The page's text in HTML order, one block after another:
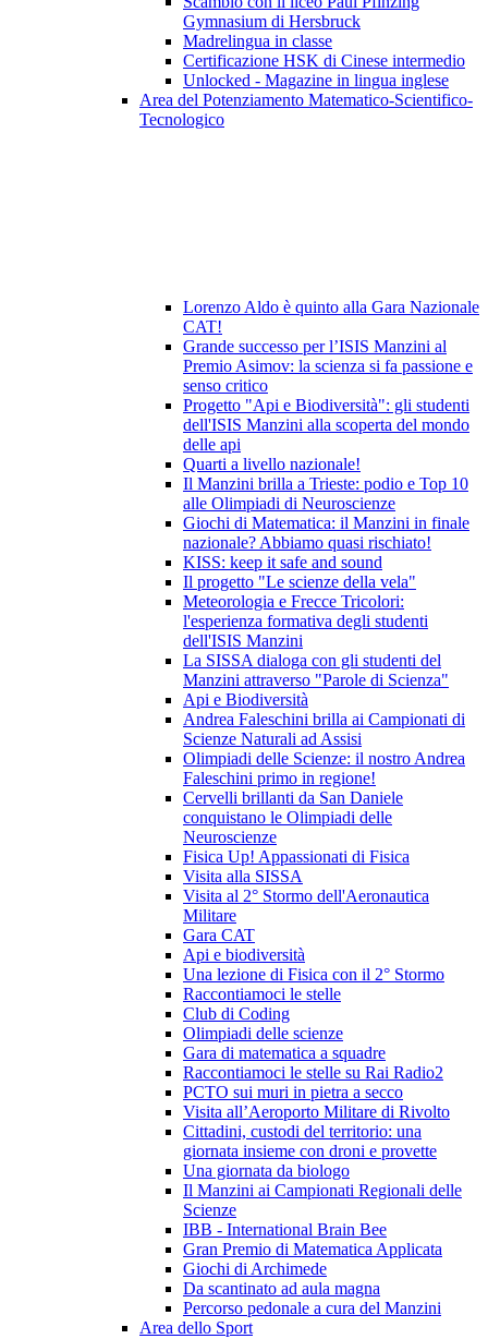
Gymnasium di Hersbruck
Madrelingua in classe
Certificazione HSK di Cinese intermedio
Unlocked - Magazine in lingua inglese
Area del Potenziamento Matematico-Scientifico-
Tecnologico
Lorenzo Aldo è quinto alla Gara Nazionale
CAT!
Grande successo per l’ISIS Manzini al
Premio Asimov: la scienza si fa passione e
senso critico
Progetto "Api e Biodiversità": gli studenti
dell'ISIS Manzini alla scoperta del mondo
delle api
Quarti a livello nazionale!
Il Manzini brilla a Trieste: podio e Top 10
alle Olimpiadi di Neuroscienze
Giochi di Matematica: il Manzini in finale
nazionale? Abbiamo quasi rischiato!
KISS: keep it safe and sound
Il progetto "Le scienze della vela"
Meteorologia e Frecce Tricolori:
l'esperienza formativa degli studenti
dell'ISIS Manzini
La SISSA dialoga con gli studenti del
Manzini attraverso "Parole di Scienza"
Api e Biodiversità
Andrea Faleschini brilla ai Campionati di
Scienze Naturali ad Assisi
Olimpiadi delle Scienze: il nostro Andrea
Faleschini primo in regione!
Cervelli brillanti da San Daniele
conquistano le Olimpiadi delle
Neuroscienze
Fisica Up! Appassionati di Fisica
Visita alla SISSA
Visita al 2° Stormo dell'Aeronautica
Militare
Gara CAT
Api e biodiversità
Una lezione di Fisica con il 2° Stormo
Raccontiamoci le stelle
Club di Coding
Olimpiadi delle scienze
Gara di matematica a squadre
Raccontiamoci le stelle su Rai Radio2
PCTO sui muri in pietra a secco
Visita all’Aeroporto Militare di Rivolto
Cittadini, custodi del territorio: una
giornata insieme con droni e provette
Una giornata da biologo
Il Manzini ai Campionati Regionali delle
Scienze
IBB - International Brain Bee
Gran Premio di Matematica Applicata
Giochi di Archimede
Da scantinato ad aula magna
Percorso pedonale a cura del Manzini
Area dello Sport